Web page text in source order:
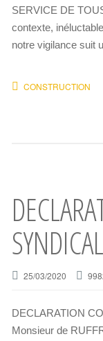
SERVICE DE
contexte,
notre vigilance suit
CONSTRUCTION
25/03/2020
DECLARATION
Monsieur de